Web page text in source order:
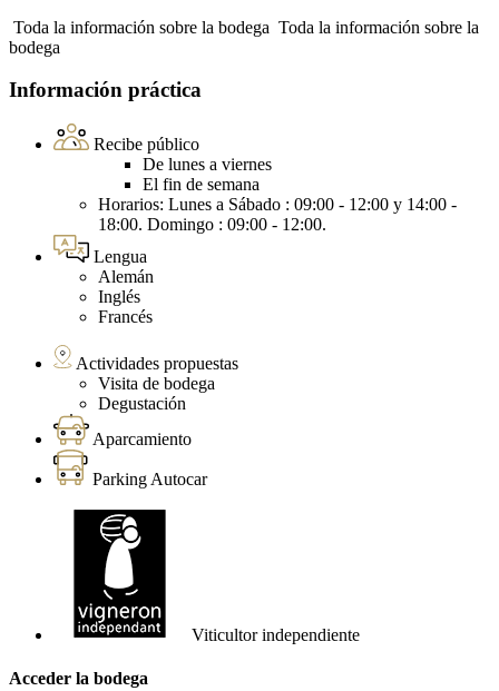
Toda la información sobre la bodega Toda la información sobre la
bodega
Información práctica
Recibe público
De lunes a viernes
El fin de semana
Horarios: Lunes a Sábado : 09:00 - 12:00 y 14:00 -
18:00. Domingo : 09:00 - 12:00.
Lengua
Alemán
Inglés
Francés
Actividades propuestas
Visita de bodega
Degustación
Aparcamiento
Parking Autocar
Viticultor independiente
Acceder la bodega